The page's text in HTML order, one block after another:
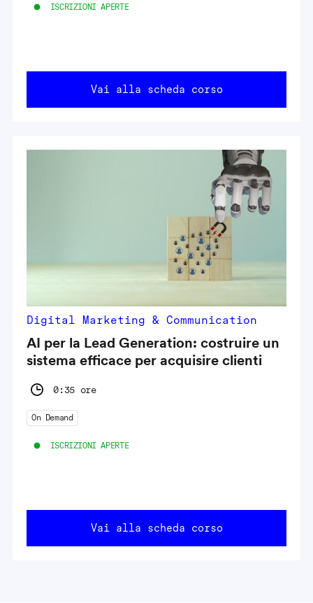
ISCRIZIONI APERTE
Vai alla scheda corso
Digital Marketing & Communication
AI per la Lead Generation: costruire un
sistema efficace per acquisire clienti
0:35 ore
On Demand
ISCRIZIONI APERTE
Vai alla scheda corso